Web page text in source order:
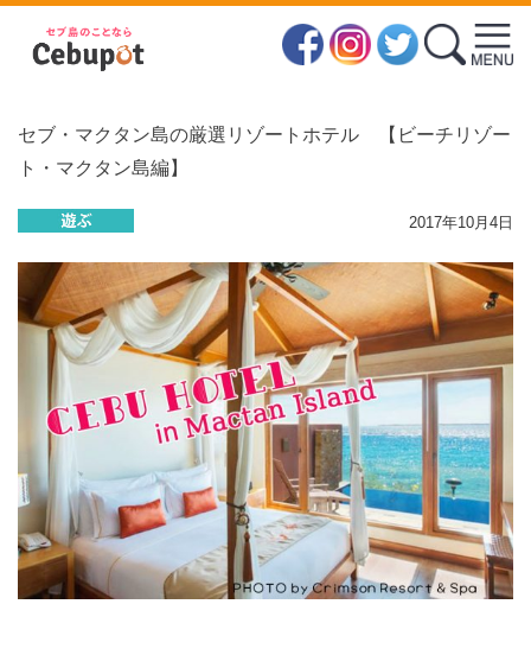
セブ・マクタン島の厳選リゾートホテル 【ビーチリゾー
ト・マクタン島編】
2017年10月4日